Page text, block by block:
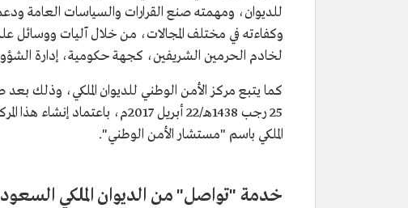
للديوان، ومهمته صنع القرارات والسياسات العامة
وكفاءته في مختلف المجالات، من خلال آليات ووسائل
لخادم الحرمين الشريفين، كجهة حكومية، إدارة
كما يتبع مركز الأمن الوطني للديوان الملكي، وذلك بعد
25 رجب 1438هـ/22 أبريل 2017م،
الملكي باسم "مستشار الأمن الوطني".
خدمة "تواصل" من الديوان الملكي